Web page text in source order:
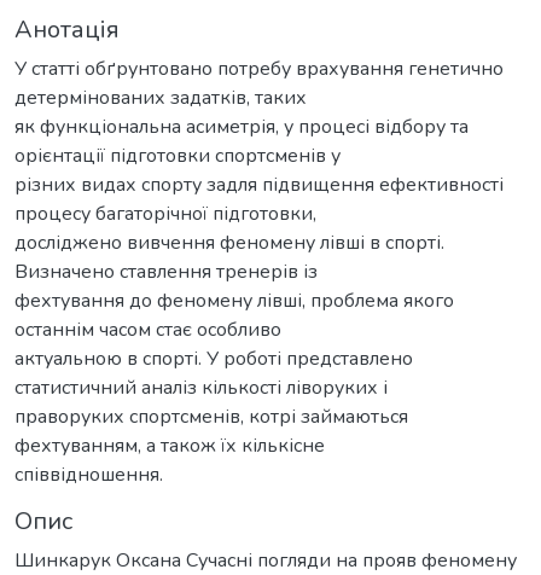
Анотація
У статті обґрунтовано потребу врахування генетично
детермінованих задатків, таких
як функціональна асиметрія, у процесі відбору та
орієнтації підготовки спортсменів у
різних видах спорту задля підвищення ефективності
процесу багаторічної підготовки,
досліджено вивчення феномену лівші в спорті.
Визначено ставлення тренерів із
фехтування до феномену лівші, проблема якого
останнім часом стає особливо
актуальною в спорті. У роботі представлено
статистичний аналіз кількості ліворуких і
праворуких спортсменів, котрі займаються
фехтуванням, а також їх кількісне
співвідношення.
Опис
Шинкарук Оксана Сучасні погляди на прояв феномену